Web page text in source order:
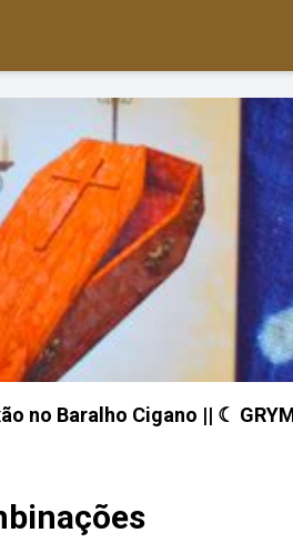
no Baralho Cigano || ☾